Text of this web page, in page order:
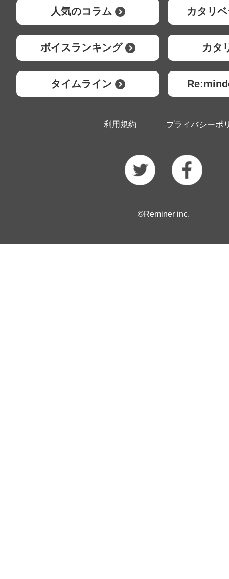
人気のコラム カタリ
ボイスランキング カタ
タイムライン
利用規約 プライバシーポ
©Reminer inc.